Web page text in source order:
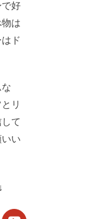
好
は
ド
リ
て
い